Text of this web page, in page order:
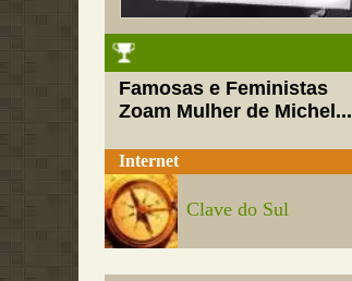
Famosas e Feministas
Zoam Mulher de Michel...
Internet
Clave do Sul